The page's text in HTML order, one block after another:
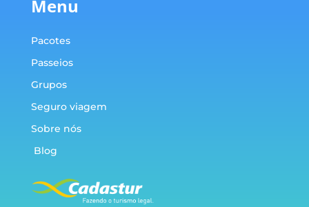
Menu
Pacotes
Passeios
Grupos
Seguro viagem
Sobre nós
Blog